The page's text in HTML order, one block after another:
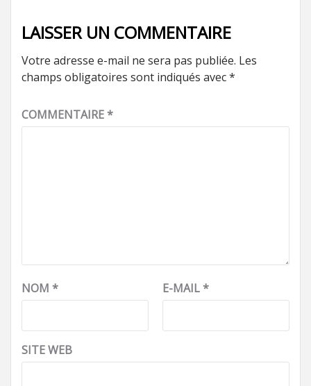
LAISSER UN COMMENTAIRE
Votre adresse e-mail ne sera pas publiée. Les
champs obligatoires sont indiqués avec*
COMMENTAIRE*
NOM * E-MAIL*
SITE WEB